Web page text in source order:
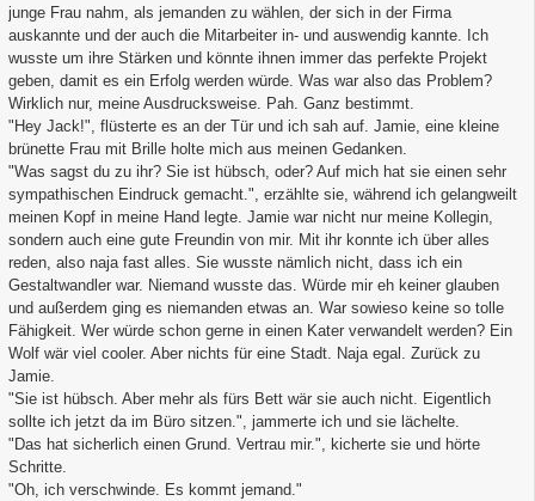
junge Frau nahm, als jemanden zu wählen, der sich in der Firma
auskannte und der auch die Mitarbeiter in- und auswendig kannte. Ich
wusste um ihre Stärken und könnte ihnen immer das perfekte Projekt
geben, damit es ein Erfolg werden würde. Was war also das Problem?
Wirklich nur, meine Ausdrucksweise. Pah. Ganz bestimmt.
"Hey Jack!", flüsterte es an der Tür und ich sah auf. Jamie, eine kleine
brünette Frau mit Brille holte mich aus meinen Gedanken.
"Was sagst du zu ihr? Sie ist hübsch, oder? Auf mich hat sie einen sehr
sympathischen Eindruck gemacht.", erzählte sie, während ich gelangweilt
meinen Kopf in meine Hand legte. Jamie war nicht nur meine Kollegin,
sondern auch eine gute Freundin von mir. Mit ihr konnte ich über alles
reden, also naja fast alles. Sie wusste nämlich nicht, dass ich ein
Gestaltwandler war. Niemand wusste das. Würde mir eh keiner glauben
und außerdem ging es niemanden etwas an. War sowieso keine so tolle
Fähigkeit. Wer würde schon gerne in einen Kater verwandelt werden? Ein
Wolf wär viel cooler. Aber nichts für eine Stadt. Naja egal. Zurück zu
Jamie.
"Sie ist hübsch. Aber mehr als fürs Bett wär sie auch nicht. Eigentlich
sollte ich jetzt da im Büro sitzen.", jammerte ich und sie lächelte.
"Das hat sicherlich einen Grund. Vertrau mir.", kicherte sie und hörte
Schritte.
"Oh, ich verschwinde. Es kommt jemand."